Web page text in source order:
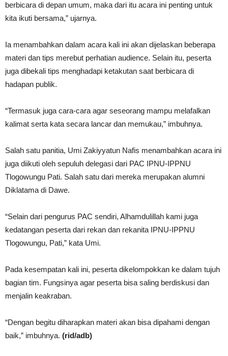
berbicara di depan umum, maka dari itu acara ini penting untuk
kita ikuti bersama,” ujarnya.
Ia menambahkan dalam acara kali ini akan dijelaskan beberapa
materi dan tips merebut perhatian audience. Selain itu, peserta
juga dibekali tips menghadapi ketakutan saat berbicara di
hadapan publik.
“Termasuk juga cara-cara agar seseorang mampu melafalkan
kalimat serta kata secara lancar dan memukau,” imbuhnya.
Salah satu panitia, Umi Zakiyyatun Nafis menambahkan acara ini
juga diikuti oleh sepuluh delegasi dari PAC IPNU-IPPNU
Tlogowungu Pati. Salah satu dari mereka merupakan alumni
Diklatama di Dawe.
“Selain dari pengurus PAC sendiri, Alhamdulillah kami juga
kedatangan peserta dari rekan dan rekanita IPNU-IPPNU
Tlogowungu, Pati,” kata Umi.
Pada kesempatan kali ini, peserta dikelompokkan ke dalam tujuh
bagian tim. Fungsinya agar peserta bisa saling berdiskusi dan
menjalin keakraban.
“Dengan begitu diharapkan materi akan bisa dipahami dengan
baik,” imbuhnya. (rid/adb)